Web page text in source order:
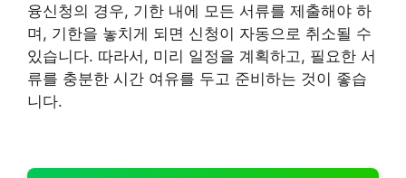
융신청의 경우, 기한 내에 모든 서류를 제출해야 하
며, 기한을 놓치게 되면 신청이 자동으로 취소될 수
있습니다. 따라서, 미리 일정을 계획하고, 필요한 서
류를 충분한 시간 여유를 두고 준비하는 것이 좋습
니다.